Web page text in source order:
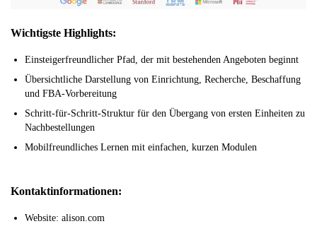
Wichtigste Highlights:
Einsteigerfreundlicher Pfad, der mit bestehenden Angeboten beginnt
Übersichtliche Darstellung von Einrichtung, Recherche, Beschaffung
und FBA-Vorbereitung
Schritt-für-Schritt-Struktur für den Übergang von ersten Einheiten zu
Nachbestellungen
Mobilfreundliches Lernen mit einfachen, kurzen Modulen
Kontaktinformationen:
Website: alison.com